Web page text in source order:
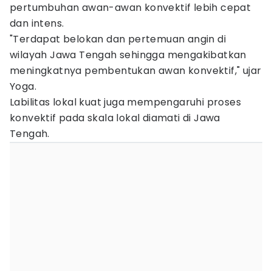
pertumbuhan awan-awan konvektif lebih cepat
dan intens.
"Terdapat belokan dan pertemuan angin di
wilayah Jawa Tengah sehingga mengakibatkan
meningkatnya pembentukan awan konvektif," ujar
Yoga.
Labilitas lokal kuat juga mempengaruhi proses
konvektif pada skala lokal diamati di Jawa
Tengah.